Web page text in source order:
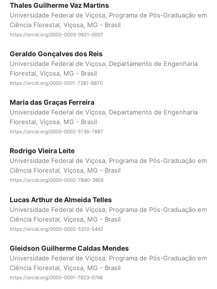
Thales Guilherme Vaz Martins
Universidade Federal de Viçosa, Programa de Pós-Graduação em
Ciência Florestal, Viçosa, MG - Brasil
https://orcid.org/0000-0003-0921-0007
Geraldo Gonçalves dos Reis
Universidade Federal de Viçosa, Departamento de Engenharia
Florestal, Viçosa, MG - Brasil
https://orcid.org/0000-0001-7281-8870
Maria das Graças Ferreira
Universidade Federal de Viçosa, Departamento de Engenharia
Florestal, Viçosa, MG - Brasil
https://orcid.org/0000-0002-5136-7887
Rodrigo Vieira Leite
Universidade Federal de Viçosa, Programa de Pós-Graduação em
Ciência Florestal, Viçosa, MG - Brasil
https://orcid.org/0000-0002-7840-3905
Lucas Arthur de Almeida Telles
Universidade Federal de Viçosa, Programa de Pós-Graduação em
Ciência Florestal, Viçosa, MG - Brasil
https://orcid.org/0000-0002-5310-5442
Gleidson Guilherme Caldas Mendes
Universidade Federal de Viçosa, Programa de Pós-Graduação em
Ciência Florestal, Viçosa, MG - Brasil
https://orcid.org/0000-0001-7923-0746